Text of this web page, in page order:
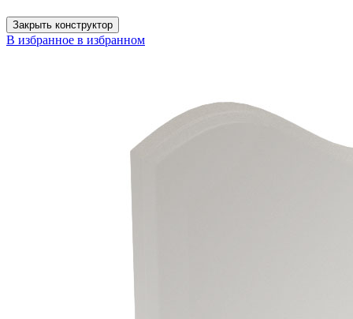
Закрыть конструктор
В избранное в избранном